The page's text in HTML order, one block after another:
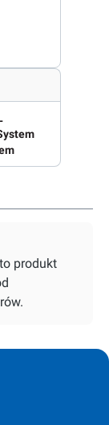
produkt